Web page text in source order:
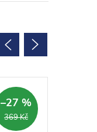
369 Kč
–27 %